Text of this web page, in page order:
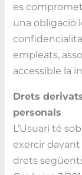
es
una obligació
empleats,
accessible la
Drets
personals
L’Usuari té
exercir
drets